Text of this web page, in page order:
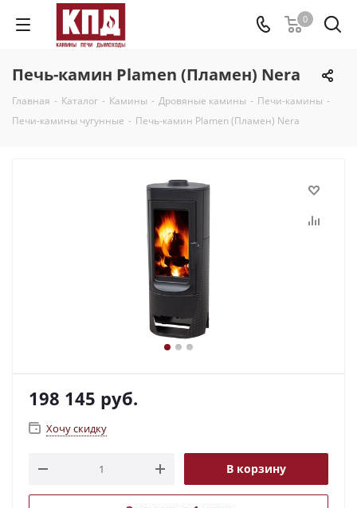
0
Печь-камин Plamen (Пламен) Nera
Главная - Каталог - Камины - Дровяные камины - Печи-камины -
Печи-камины чугунные - Печь-камин Plamen (Пламен) Nera
198 145 руб.
Хочу скидку
В корзину